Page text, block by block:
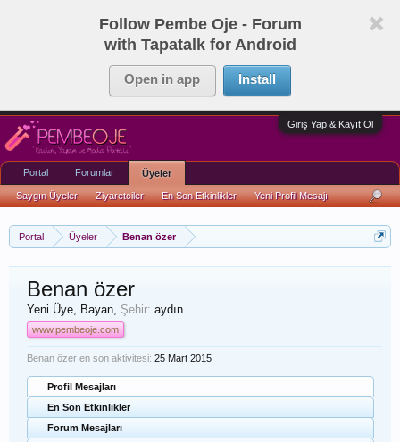
Follow Pembe Oje - Forum
with Tapatalk for Android
Open in app Install
Giriş Yap & Kayıt Ol
Portal Üyeler Benan özer
Benan özer
Yeni Üye, Bayan, Şehir: aydın
www.pembeoje.com
Benan özer en son aktivitesi: 25 Mart 2015
Profil Mesajları
En Son Etkinlikler
Forum Mesajları
Portal Forumlar Üyeler
Saygın Üyeler Ziyaretciler En Son Etkinlikler Yeni Profil Mesajı